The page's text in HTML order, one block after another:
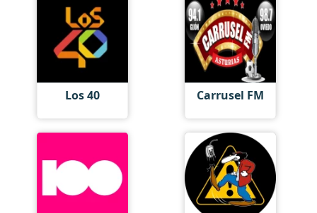
Los 40 Carrusel FM